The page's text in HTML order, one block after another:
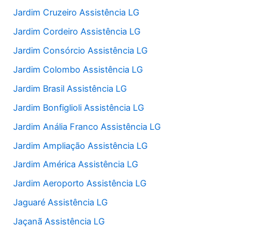
Jardim Cruzeiro Assistência LG
Jardim Cordeiro Assistência LG
Jardim Consórcio Assistência LG
Jardim Colombo Assistência LG
Jardim Brasil Assistência LG
Jardim Bonfiglioli Assistência LG
Jardim Anália Franco Assistência LG
Jardim Ampliação Assistência LG
Jardim América Assistência LG
Jardim Aeroporto Assistência LG
Jaguaré Assistência LG
Jaçanã Assistência LG